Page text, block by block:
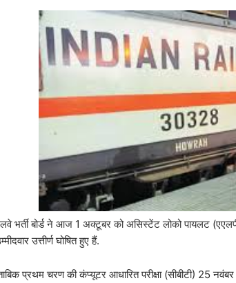
भर्ती बोर्ड ने आज 1 अक्टूबर को असिस्टेंट लोको पायलट
उत्तीर्ण घोषित हुए हैं.
प्रथम चरण की कंप्यूटर आधारित परीक्षा (सीबीटी) 25